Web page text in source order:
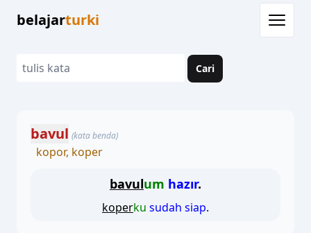
belajarturki
Cari
bavul (kata benda)
kopor, koper
bavulum hazır.
koperku sudah siap.